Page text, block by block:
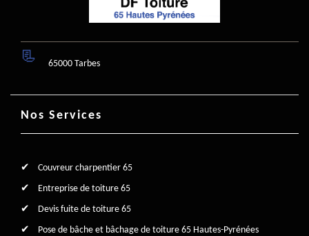
65000 Tarbes
Nos Services
Couvreur charpentier 65
Entreprise de toiture 65
Devis fuite de toiture 65
Pose de bâche et bâchage de toiture 65 Hautes-Pyrénées